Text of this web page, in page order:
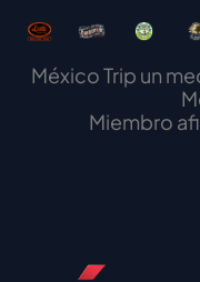
México Trip un
Miembro